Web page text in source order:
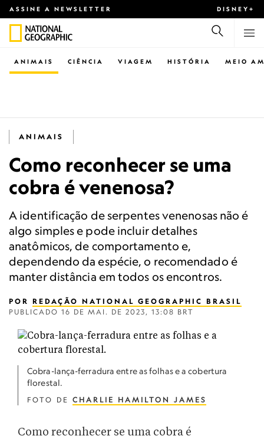
ASSINE A NEWSLETTER DISNEY+
CIÊNCIA VIAGEM
ANIMAIS HISTÓRIA MEIO
ANIMAIS
Como reconhecer se uma
cobra é venenosa?
A identificação de serpentes venenosas não é
algo simples e pode incluir detalhes
anatômicos, de comportamento e,
dependendo da espécie, o recomendado é
manter distância em todos os encontros.
POR REDAÇÃO NATIONAL GEOGRAPHIC BRASIL
PUBLICADO 16 DE MAI. DE 2023, 13:08 BRT
Cobra-lança-ferradura entre as folhas e a cobertura
florestal.
FOTO DE CHARLIE HAMILTON JAMES
Como reconhecer se uma cobra é